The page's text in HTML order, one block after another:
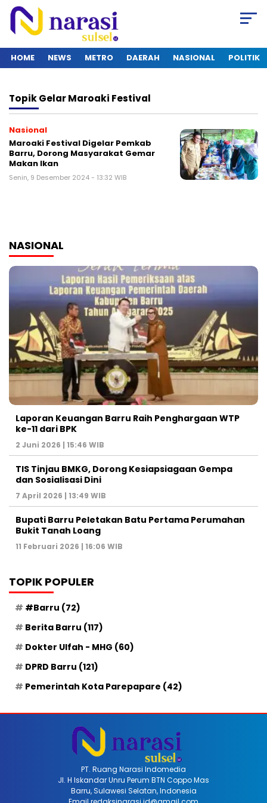
HOME NEWS METRO DAERAH NASIONAL POLITIK
TopikGelar Maroaki Festival
Nasional
Maroaki Festival Digelar Pemkab
Barru, Dorong Masyarakat Gemar
Makan Ikan
Senin, 9 Desember 2024 - 13:32 WIB
NASIONAL
Laporan Keuangan Barru Raih Penghargaan WTP
ke-11 dari BPK
2 Juni 2026 | 15:46 WIB
TIS Tinjau BMKG, Dorong Kesiapsiagaan Gempa
dan Sosialisasi Dini
7 April 2026 | 13:49 WIB
Bupati Barru Peletakan Batu Pertama Perumahan
Bukit Tanah Loang
11 Februari 2026 | 16:06 WIB
TOPIK POPULER
#Barru (72)
Berita Barru (117)
Dokter Ulfah - MHG (60)
DPRD Barru (121)
Pemerintah Kota Parepapare (42)
PT. Ruang Narasi Indomedia
Jl. H Iskandar Unru Perum BTN Coppo Mas
Barru, Sulawesi Selatan, Indonesia